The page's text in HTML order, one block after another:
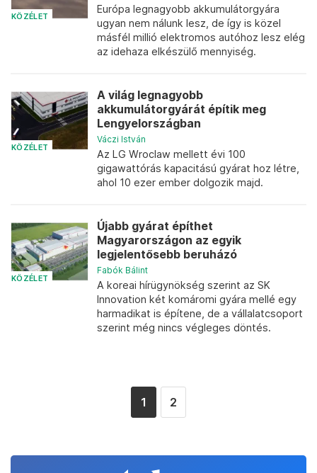
KÖZÉLET
Európa legnagyobb akkumulátorgyára
ugyan nem nálunk lesz, de így is közel
másfél millió elektromos autóhoz lesz elég
az idehaza elkészülő mennyiség.
KÖZÉLET
A világ legnagyobb
akkumulátorgyárát építik meg
Lengyelországban
Váczi István
Az LG Wroclaw mellett évi 100
gigawattórás kapacitású gyárat hoz létre,
ahol 10 ezer ember dolgozik majd.
KÖZÉLET
Újabb gyárat építhet
Magyarországon az egyik
legjelentősebb beruházó
Fabók Bálint
A koreai hírügynökség szerint az SK
Innovation két komáromi gyára mellé egy
harmadikat is építene, de a vállalatcsoport
szerint még nincs végleges döntés.
1 2